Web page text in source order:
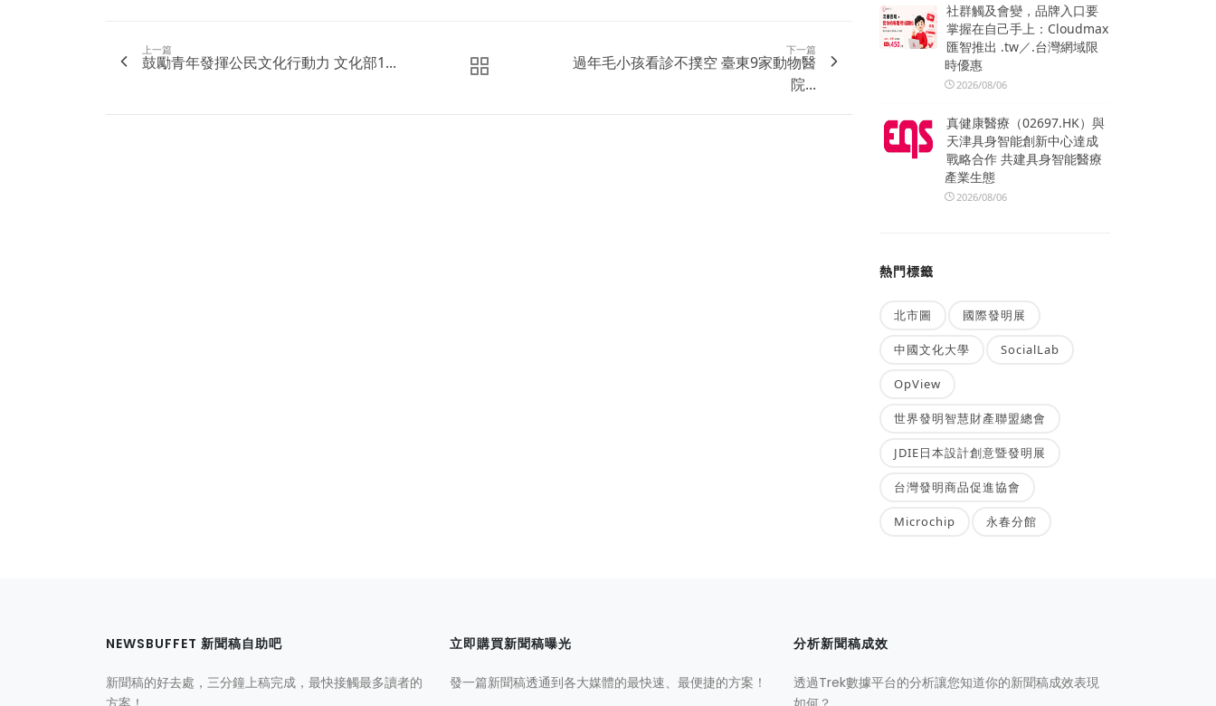
上一篇
鼓勵青年發揮公民文化行動力 文化部1...
下一篇
過年毛小孩看診不撲空 臺東9家動物醫
院...
社群觸及會變，品牌入口要
掌握在自己手上：Cloudmax
匯智推出 .tw／.台灣網域限
時優惠
2026/08/06
真健康醫療（02697.HK）與
天津具身智能創新中心達成
戰略合作 共建具身智能醫療
產業生態
2026/08/06
熱門標籤
北市圖 國際發明展
中國文化大學 SocialLab
OpView
世界發明智慧財產聯盟總會
JDIE日本設計創意暨發明展
台灣發明商品促進協會
Microchip 永春分館
NEWSBUFFET 新聞稿自助吧
新聞稿的好去處，三分鐘上稿完成，最快接觸最多讀者的
立即購買新聞稿曝光
發一篇新聞稿透通到各大媒體的最快速、最便捷的方案！
分析新聞稿成效
透過Trek數據平台的分析讓您知道你的新聞稿成效表現